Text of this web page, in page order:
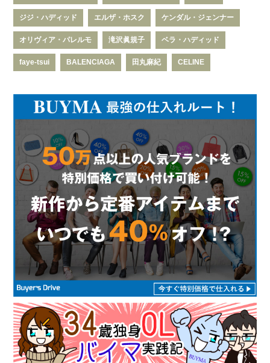
ジジ・ハディッド エルザ・ホスク ケンダル・ジェンナー
オリヴィア・パレルモ 滝沢眞規子 ベラ・ハディッド
faye-tsui BALENCIAGA 田丸麻紀 CELINE